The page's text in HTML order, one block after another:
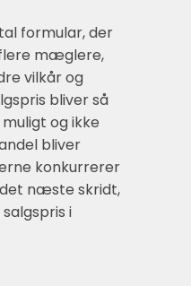
formular, der
mæglere,
vilkår og
bliver så
og ikke
bliver
konkurrerer
næste skridt,
i